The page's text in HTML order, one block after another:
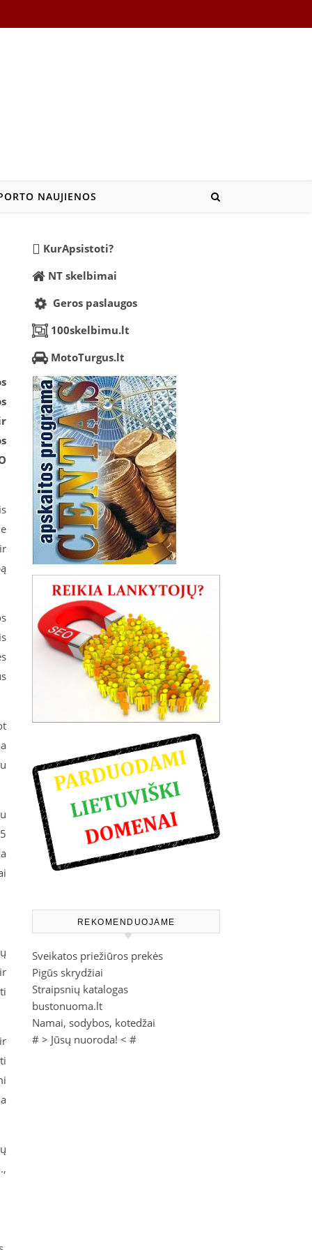
NAUJIENOS
KurApsistoti?
NT skelbimai
Geros paslaugos
100skelbimu.lt
MotoTurgus.lt
REKOMENDUOJAME
Sveikatos priežiūros prekės
Pigūs skrydžiai
Straipsnių katalogas
bustonuoma.lt
Namai, sodybos, kotedžai
# > Jūsų nuoroda! < #